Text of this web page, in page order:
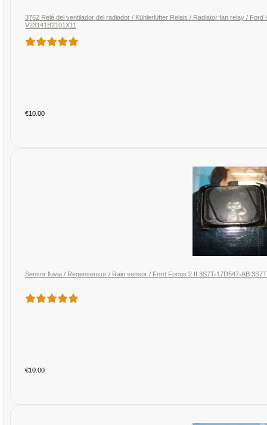
3762 Relé del ventilador del radiador / Kühlerlüfter Relais / Radiator fan relay /
V23141B2101X11
€10.00
Sensor lluvia / Regensensor / Rain sensor / Ford Focus 2 II 3S7T-17D547-AB
€10.00